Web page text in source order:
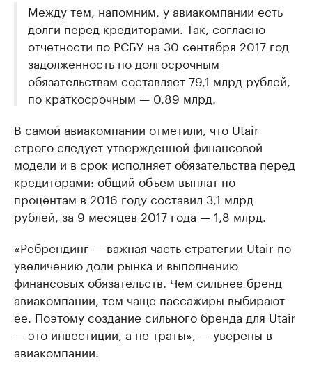
Между тем, напомним, у авиакомпании есть
долги перед кредиторами. Так, согласно
отчетности по РСБУ на 30 сентября 2017 год
задолженность по долгосрочным
обязательствам составляет 79,1 млрд рублей,
по краткосрочным — 0,89 млрд.
В самой авиакомпании отметили, что Utair
строго следует утвержденной финансовой
модели и в срок исполняет обязательства перед
кредиторами: общий объем выплат по
процентам в 2016 году составил 3,1 млрд
рублей, за 9 месяцев 2017 года — 1,8 млрд.
«Ребрендинг — важная часть стратегии Utair по
увеличению доли рынка и выполнению
финансовых обязательств. Чем сильнее бренд
авиакомпании, тем чаще пассажиры выбирают
ее. Поэтому создание сильного бренда для Utair
— это инвестиции, а не траты», — уверены в
авиакомпании.